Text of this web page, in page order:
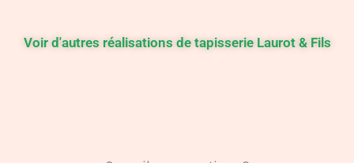
Voir d'autres réalisations de tapisserie Laurot & Fils